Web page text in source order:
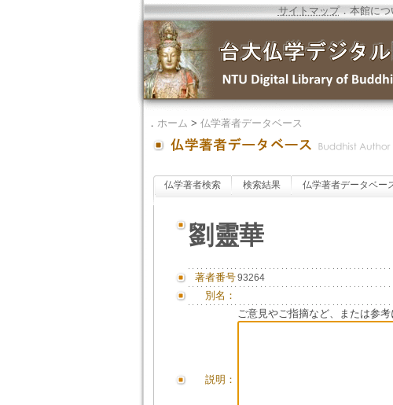
サイトマップ．本館につ
． ホーム > 仏学著者データベース
仏学著者検索 検索結果 仏学著者データベー
劉靈華
著者番号93264
別名：
説明：
ご意見やご指摘など、または参